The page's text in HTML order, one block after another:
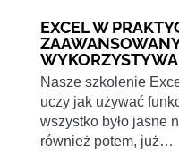
EXCEL W
Nasze szkolenie
uczy jak używać
wszystko było jasne
również potem, już…